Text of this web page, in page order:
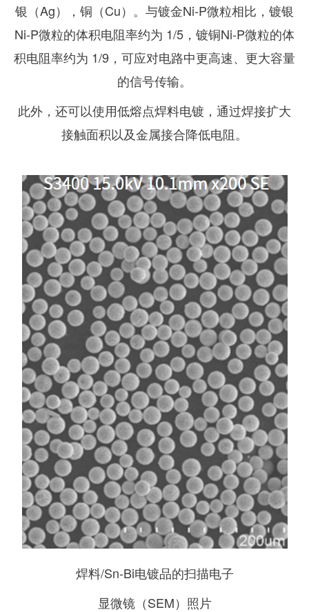
银（Ag），铜（Cu）。与镀金Ni-P微粒相比，镀银
Ni-P微粒的体积电阻率约为 1/5，镀铜Ni-P微粒的体
积电阻率约为 1/9，可应对电路中更高速、更大容量
的信号传输。
此外，还可以使用低熔点焊料电镀，通过焊接扩大
接触面积以及金属接合降低电阻。
焊料/Sn-Bi电镀品的扫描电子
显微镜（SEM）照片